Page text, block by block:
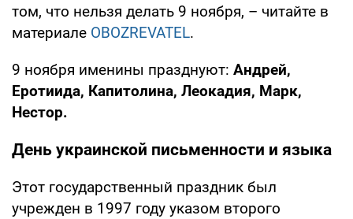
том, что нельзя делать 9 ноября, – читайте в
материале OBOZREVATEL.
9 ноября именины празднуют: Андрей,
Еротиида, Капитолина, Леокадия, Марк,
Нестор.
День украинской письменности и языка
Этот государственный праздник был
учрежден в 1997 году указом второго